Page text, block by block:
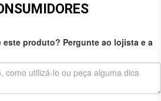
este produto? Pergunte ao lojista e a